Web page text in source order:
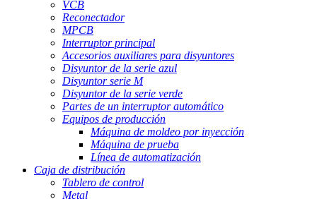
VCB
Reconectador
MPCB
Interruptor principal
Accesorios auxiliares para disyuntores
Disyuntor de la serie azul
Disyuntor serie M
Disyuntor de la serie verde
Partes de un interruptor automático
Equipos de producción
Máquina de moldeo por inyección
Máquina de prueba
Línea de automatización
Caja de distribución
Tablero de control
Metal